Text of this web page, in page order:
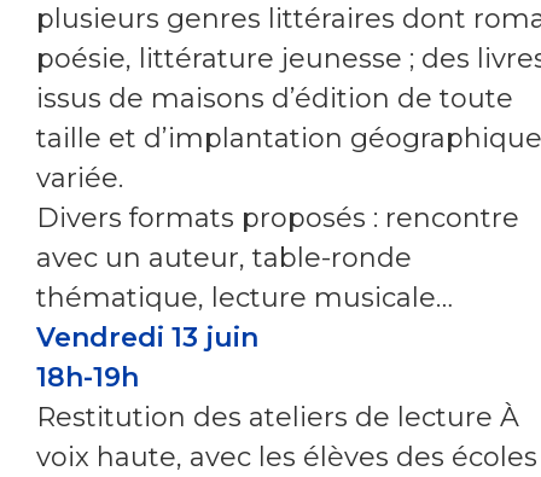
plusieurs genres littéraires dont
poésie, littérature jeunesse ; des
issus de maisons d’édition de toute
taille et d’implantation géographique
variée.
Divers formats proposés : rencontre
avec un auteur, table-ronde
thématique, lecture musicale…
Vendredi 13 juin
18h-19h
Restitution des ateliers de lecture À
voix haute, avec les élèves des écoles